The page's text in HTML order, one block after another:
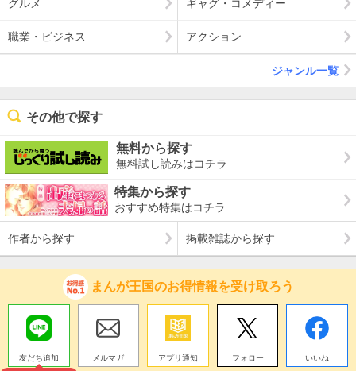
グルメ ギャグ・コメディー
職業・ビジネス アクション
ジャンル一覧
その他で探す
無料から探す
無料試し読みはコチラ
特集から探す
おすすめ特集はコチラ
作者から探す 掲載雑誌から探す
まんが王国のお得情報を受け取ろう
友だち追加
メルマガ アプリ通知 フォロー いいね